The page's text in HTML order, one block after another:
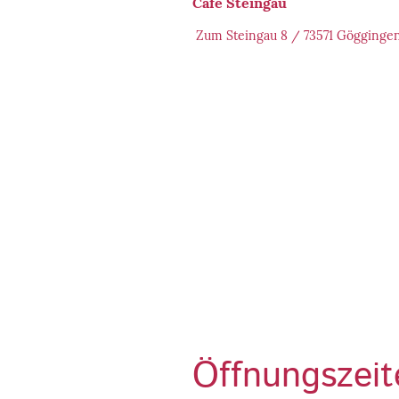
Zum Steingau 8 / 73571